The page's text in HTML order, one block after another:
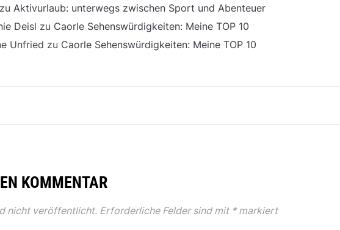
zu Aktivurlaub: unterwegs zwischen Sport und Abenteuer
Deisl zu Caorle Sehenswürdigkeiten: Meine TOP 10
Unfried zu Caorle Sehenswürdigkeiten: Meine TOP 10
KOMMENTAR
nicht veröffentlicht. Erforderliche Felder sind mit *markiert